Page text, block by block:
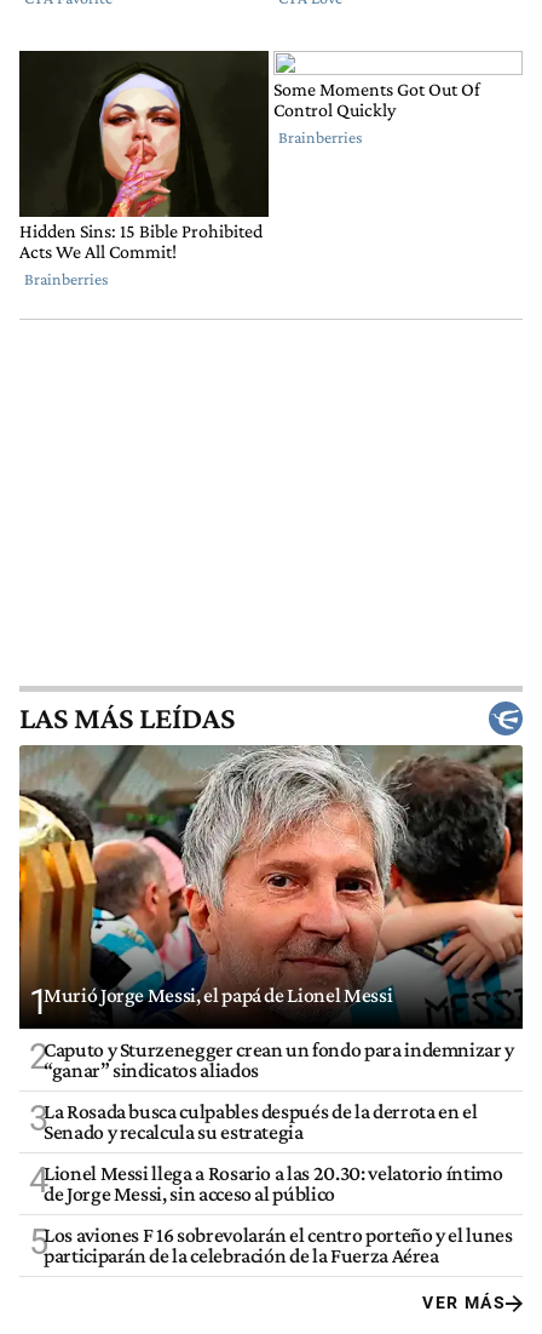
LAS MÁS LEÍDAS
1Murió Jorge Messi, el papá de Lionel Messi
2Caputo y Sturzenegger crean un fondo para indemnizar y
“ganar” sindicatos aliados
3La Rosada busca culpables después de la derrota en el
Senado y recalcula su estrategia
4Lionel Messi llega a Rosario a las 20.30: velatorio íntimo
de Jorge Messi, sin acceso al público
5Los aviones F 16 sobrevolarán el centro porteño y el lunes
participarán de la celebración de la Fuerza Aérea
VER MÁS